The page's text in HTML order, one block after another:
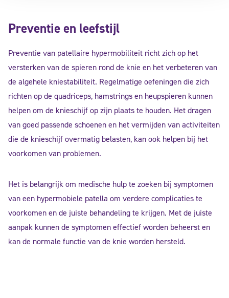
Preventie en leefstijl
Preventie van patellaire hypermobiliteit richt zich op het
versterken van de spieren rond de knie en het verbeteren van
de algehele kniestabiliteit. Regelmatige oefeningen die zich
richten op de quadriceps, hamstrings en heupspieren kunnen
helpen om de knieschijf op zijn plaats te houden. Het dragen
van goed passende schoenen en het vermijden van activiteiten
die de knieschijf overmatig belasten, kan ook helpen bij het
voorkomen van problemen.
Het is belangrijk om medische hulp te zoeken bij symptomen
van een hypermobiele patella om verdere complicaties te
voorkomen en de juiste behandeling te krijgen. Met de juiste
aanpak kunnen de symptomen effectief worden beheerst en
kan de normale functie van de knie worden hersteld.